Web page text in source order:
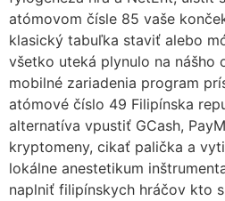
atómovom čísle 85 vaše
klasický tabuľka staviť alebo
všetko uteká plynulo na nášho
mobilné zariadenia program
atómové číslo 49 Filipínska
alternatíva vpustiť GCash,
kryptomeny, cikať palička a
lokálne anestetikum
naplniť filipínskych hráčov kto